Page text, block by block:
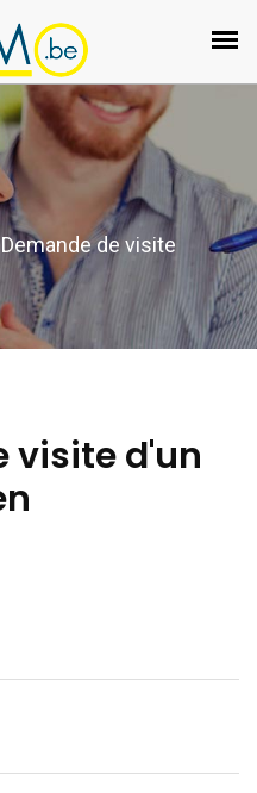
Demande de visite
visite d'un